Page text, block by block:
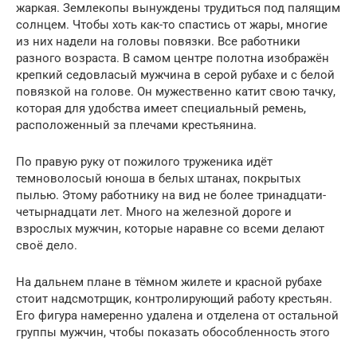
жаркая. Землекопы вынуждены трудиться под палящим
солнцем. Чтобы хоть как-то спастись от жары, многие
из них надели на головы повязки. Все работники
разного возраста. В самом центре полотна изображён
крепкий седовласый мужчина в серой рубахе и с белой
повязкой на голове. Он мужественно катит свою тачку,
которая для удобства имеет специальный ремень,
расположенный за плечами крестьянина.
По правую руку от пожилого труженика идёт
темноволосый юноша в белых штанах, покрытых
пылью. Этому работнику на вид не более тринадцати-
четырнадцати лет. Много на железной дороге и
взрослых мужчин, которые наравне со всеми делают
своё дело.
На дальнем плане в тёмном жилете и красной рубахе
стоит надсмотрщик, контролирующий работу крестьян.
Его фигура намеренно удалена и отделена от остальной
группы мужчин, чтобы показать обособленность этого